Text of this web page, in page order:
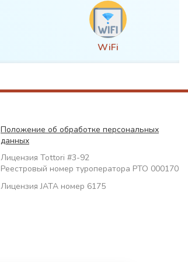
WiFi
Положение об обработке персональных
данных
Лицензия Tottori #3-92
Реестровый номер туроператора РТО 000170
Лицензия JATA номер 6175